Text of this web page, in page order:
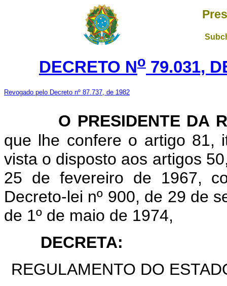
DECRETO No 79.031,
Revogado pelo Decreto nº 87.737, de 1982
O PRESIDENTE DA
que lhe confere o artigo 81,
vista o disposto aos artigos
25 de fevereiro de 1967,
Decreto-lei nº 900, de 29 de
de 1º de maio de 1974,
DECRETA:
REGULAMENTO DO